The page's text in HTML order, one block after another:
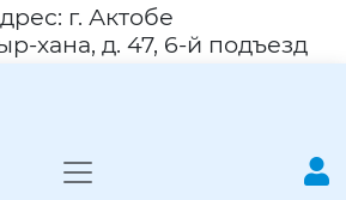
г. Актобе
хана, д. 47, 6-й подъезд